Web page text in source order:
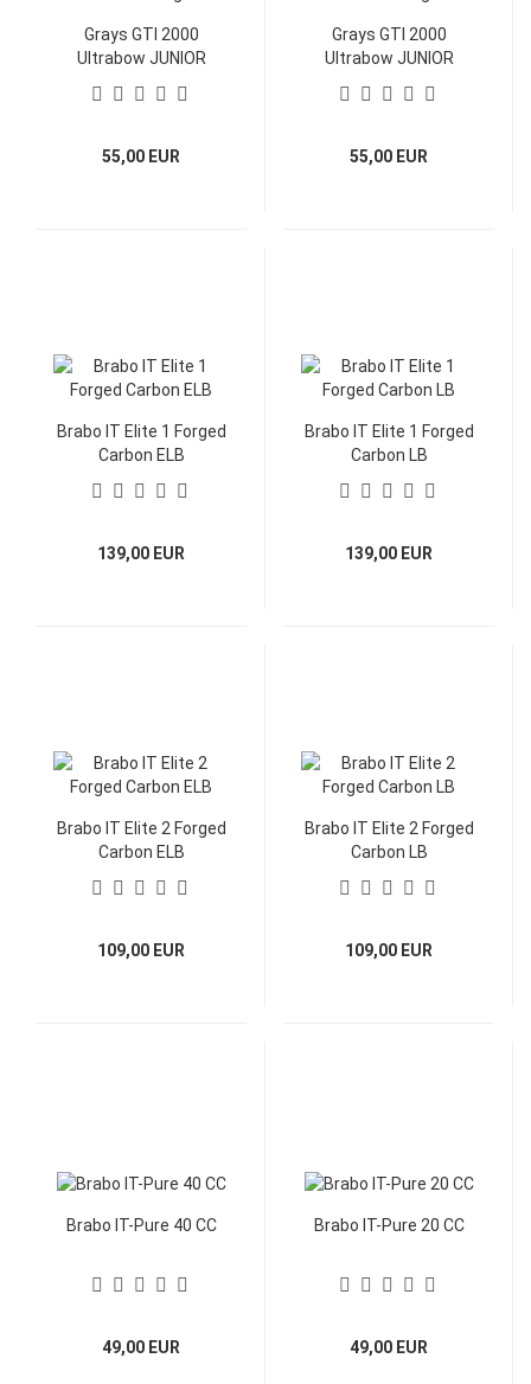
Grays GTI 2000
Ultrabow JUNIOR
55,00 EUR
Grays GTI 2000
Ultrabow JUNIOR
55,00 EUR
Brabo IT Elite 1 Forged
Carbon ELB
139,00 EUR
Brabo IT Elite 1 Forged
Carbon LB
139,00 EUR
Brabo IT Elite 2 Forged
Carbon ELB
109,00 EUR
Brabo IT Elite 2 Forged
Carbon LB
109,00 EUR
Brabo IT-Pure 40 CC
49,00 EUR
Brabo IT-Pure 20 CC
49,00 EUR